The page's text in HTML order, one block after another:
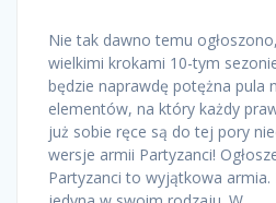
Nie tak dawno temu
wielkimi krokami 10-tym
będzie naprawdę potężna pula
elementów, na który każdy
już sobie ręce są do tej pory
wersje armii Partyzanci!
Partyzanci to wyjątkowa